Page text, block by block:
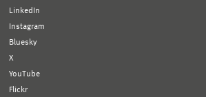
LinkedIn
Instagram
Bluesky
X
YouTube
Flickr